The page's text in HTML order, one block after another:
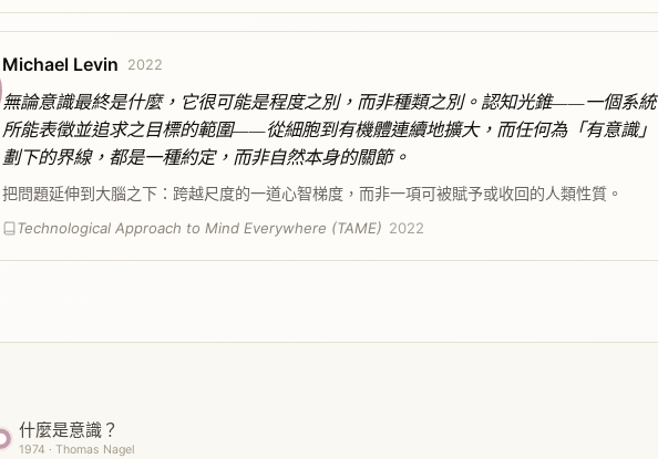
Michael Levin 2022
無論意識最終是什麼，它很可能是程度之別，而非種類之別。認知光錐——一個系統
所能表徵並追求之目標的範圍——從細胞到有機體連續地擴大，而任何為「有意識」
劃下的界線，都是一種約定，而非自然本身的關節。
把問題延伸到大腦之下：跨越尺度的一道心智梯度，而非一項可被賦予或收回的人類性質。
Technological Approach to Mind Everywhere (TAME) 2022
什麼是意識？
1974 · Thomas Nagel